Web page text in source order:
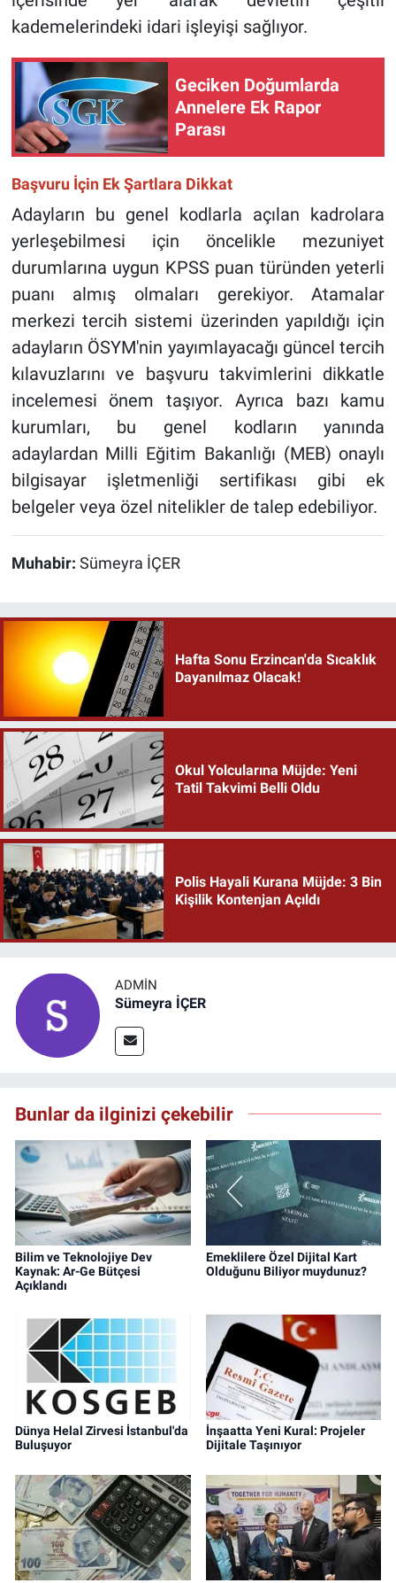
kademelerindeki idari işleyişi sağlıyor.
Geciken Doğumlarda
Annelere Ek Rapor
Parası
Başvuru İçin Ek Şartlara Dikkat
Adayların bu genel kodlarla açılan kadrolara
yerleşebilmesi için öncelikle mezuniyet
durumlarına uygun KPSS puan türünden yeterli
puanı almış olmaları gerekiyor. Atamalar
merkezi tercih sistemi üzerinden yapıldığı için
adayların ÖSYM'nin yayımlayacağı güncel tercih
kılavuzlarını ve başvuru takvimlerini dikkatle
incelemesi önem taşıyor. Ayrıca bazı kamu
kurumları, bu genel kodların yanında
adaylardan Milli Eğitim Bakanlığı (MEB) onaylı
bilgisayar işletmenliği sertifikası gibi ek
belgeler veya özel nitelikler de talep edebiliyor.
Muhabir: Sümeyra İÇER
Hafta Sonu Erzincan'da Sıcaklık
Dayanılmaz Olacak!
Okul Yolcularına Müjde: Yeni
Tatil Takvimi Belli Oldu
Polis Hayali Kurana Müjde: 3 Bin
Kişilik Kontenjan Açıldı
ADMIN
Sümeyra İÇER
Bunlar da ilginizi çekebilir
Bilim ve Teknolojiye Dev
Kaynak: Ar-Ge Bütçesi
Açıklandı
Emeklilere Özel Dijital Kart
Olduğunu Biliyor muydunuz?
Dünya Helal Zirvesi İstanbul'da
Buluşuyor
İnşaatta Yeni Kural: Projeler
Dijitale Taşınıyor